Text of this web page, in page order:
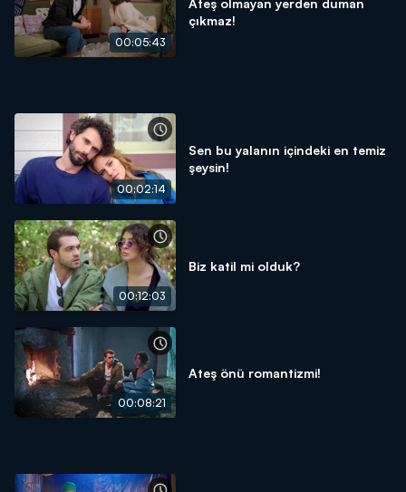
00:05:43
Ateş olmayan yerden duman
çıkmaz!
00:02:14
Sen bu yalanın içindeki en temiz
şeysin!
00:12:03
Biz katil mi olduk?
00:08:21
Ateş önü romantizmi!